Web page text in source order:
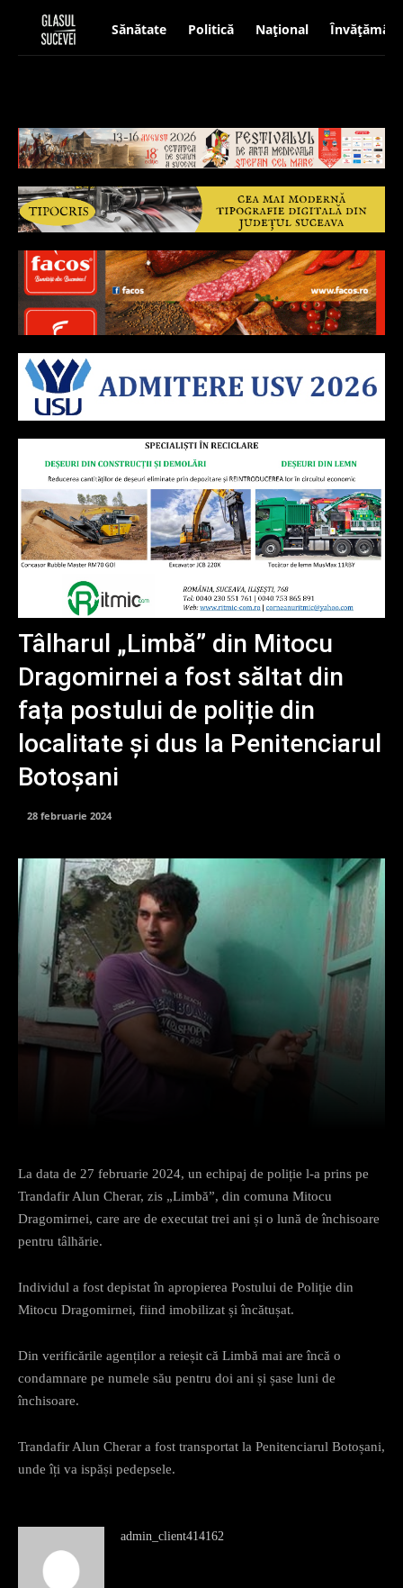
Sănătate Politică Național Învățământ
Tâlharul „Limbă” din Mitocu
Dragomirnei a fost săltat din
fața postului de poliție din
localitate și dus la Penitenciarul
Botoșani
28 februarie 2024
La data de 27 februarie 2024, un echipaj de poliție l-a prins pe
Trandafir Alun Cherar, zis „Limbă”, din comuna Mitocu
Dragomirnei, care are de executat trei ani și o lună de închisoare
pentru tâlhărie.
Individul a fost depistat în apropierea Postului de Poliție din
Mitocu Dragomirnei, fiind imobilizat și încătușat.
Din verificările agenților a reieșit că Limbă mai are încă o
condamnare pe numele său pentru doi ani și șase luni de
închisoare.
Trandafir Alun Cherar a fost transportat la Penitenciarul Botoșani,
unde îți va ispăși pedepsele.
admin_client414162